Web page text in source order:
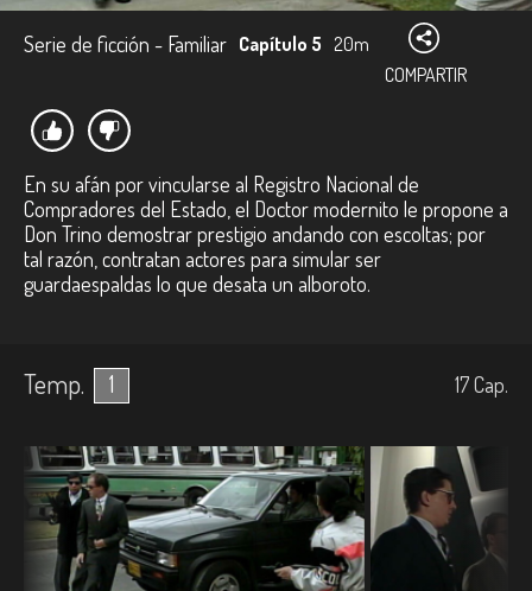
Serie de ficción - Familiar Capítulo 5 20m
COMPARTIR
En su afán por vincularse al Registro Nacional de
Compradores del Estado, el Doctor modernito le propone a
Don Trino demostrar prestigio andando con escoltas; por
tal razón, contratan actores para simular ser
guardaespaldas lo que desata un alboroto.
Temp. 1 17Cap.